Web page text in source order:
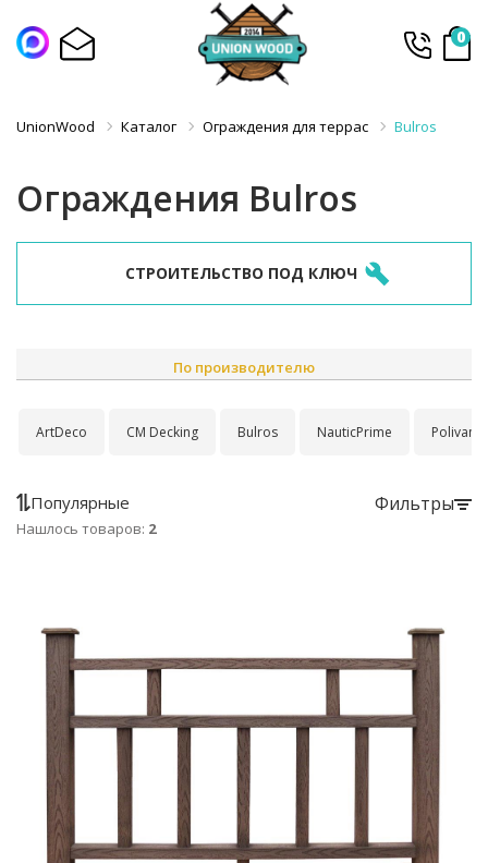
0
UnionWood Каталог Ограждения для террас Bulros
Ограждения Bulros
СТРОИТЕЛЬСТВО ПОД КЛЮЧ
По производителю
ArtDeco CM Decking Bulros NauticPrime Polivan
Популярные Фильтры
Нашлось товаров: 2